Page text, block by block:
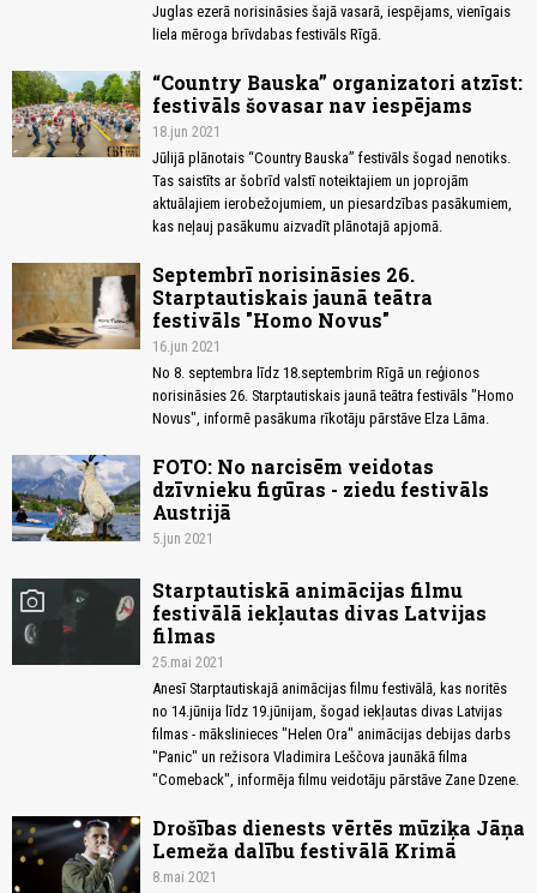
Juglas ezerā norisināsies šajā vasarā, iespējams, vienīgais
liela mēroga brīvdabas festivāls Rīgā.
“Country Bauska” organizatori atzīst:
festivāls šovasar nav iespējams
18.jun 2021
Jūlijā plānotais “Country Bauska” festivāls šogad nenotiks.
Tas saistīts ar šobrīd valstī noteiktajiem un joprojām
aktuālajiem ierobežojumiem, un piesardzības pasākumiem,
kas neļauj pasākumu aizvadīt plānotajā apjomā.
Septembrī norisināsies 26.
Starptautiskais jaunā teātra
festivāls "Homo Novus"
16.jun 2021
No 8. septembra līdz 18.septembrim Rīgā un reģionos
norisināsies 26. Starptautiskais jaunā teātra festivāls "Homo
Novus", informē pasākuma rīkotāju pārstāve Elza Lāma.
FOTO: No narcisēm veidotas
dzīvnieku figūras - ziedu festivāls
Austrijā
5.jun 2021
photo_camera
Starptautiskā animācijas filmu
festivālā iekļautas divas Latvijas
filmas
25.mai 2021
Anesī Starptautiskajā animācijas filmu festivālā, kas noritēs
no 14.jūnija līdz 19.jūnijam, šogad iekļautas divas Latvijas
filmas - mākslinieces "Helen Ora" animācijas debijas darbs
"Panic" un režisora Vladimira Leščova jaunākā filma
"Comeback", informēja filmu veidotāju pārstāve Zane Dzene.
Drošības dienests vērtēs mūziķa Jāņa
Lemeža dalību festivālā Krimā
8.mai 2021